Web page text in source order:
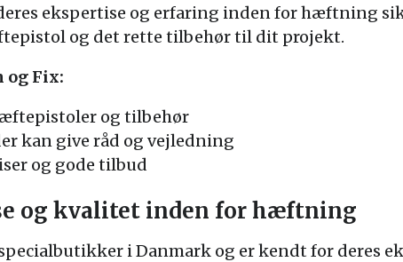
ekspertise og erfaring inden for hæftning
og det rette tilbehør til dit projekt.
og Fix:
og tilbehør
kan give råd og vejledning
og gode tilbud
og kvalitet inden for hæftning
i Danmark og er kendt for deres